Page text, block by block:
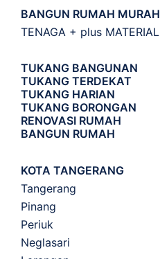
BANGUN RUMAH MURAH
TENAGA + plus MATERIAL
TUKANG BANGUNAN
TUKANG TERDEKAT
TUKANG HARIAN
TUKANG BORONGAN
RENOVASI RUMAH
BANGUN RUMAH
KOTA TANGERANG
Tangerang
Pinang
Periuk
Neglasari